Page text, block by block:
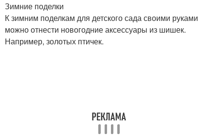
Зимние поделки
К зимним поделкам для детского сада своими руками
можно отнести новогодние аксессуары из шишек.
Например, золотых птичек.